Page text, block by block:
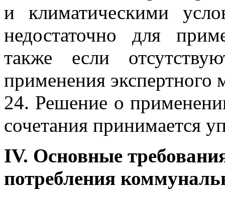
и климатическими
недостаточно для
также если
применения экспертного
24. Решение о
сочетания принимается
IV. Основные
потребления